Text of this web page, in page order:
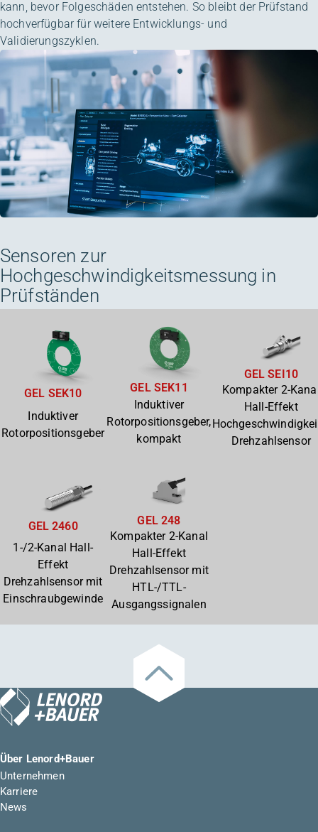
kann, bevor Folgeschäden entstehen. So bleibt der Prüfstand
hochverfügbar für weitere Entwicklungs- und
Validierungszyklen.
Sensoren zur
Hochgeschwindigkeitsmessung in
Prüfständen
GEL SEK10
Induktiver
Rotorpositionsgeber
GEL SEK11
Induktiver
Rotorpositionsgeber,
kompakt
GEL SEI10
Kompakter 2-
Hall-Effekt
Drehzahlsensor
GEL 2460
1-/2-Kanal Hall-
Effekt
Drehzahlsensor mit
Einschraubgewinde
GEL 248
Kompakter 2-Kanal
Hall-Effekt
Drehzahlsensor mit
HTL-/TTL-
Ausgangssignalen
Über Lenord+Bauer
Unternehmen
Karriere
News